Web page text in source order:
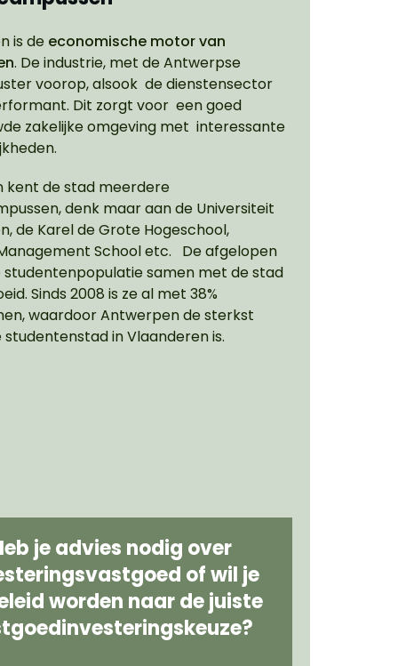
is de economische motor van
. De industrie, met de Antwerpse
voorop, alsook de dienstensector
Dit zorgt voor een goed
zakelijke omgeving met interessante
kent de stad meerdere
denk maar aan de Universiteit
de Karel de Grote Hogeschool,
School etc. De afgelopen
studentenpopulatie samen met de stad
Sinds 2008 is ze al met 38%
waardoor Antwerpen de sterkst
in Vlaanderen is.
je advies nodig over
of wil je
worden naar de juiste